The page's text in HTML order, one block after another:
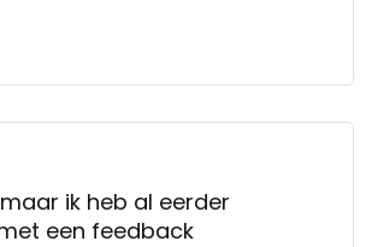
ik heb al eerder
een feedback